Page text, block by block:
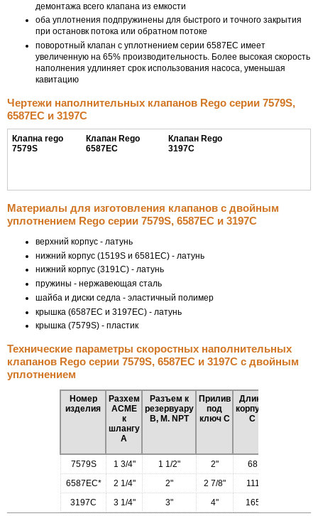
демонтажа всего клапана из емкости
оба уплотнения подпружинены для быстрого и точного закрытия
при остановк потока или обратном потоке
поворотный клапан с уплотнением серии 6587ЕС имеет
увеличенную на 65% производительность. Более высокая скорость
наполнения удлиняет срок использования насоса, уменьшая
кавитацию
Чертежи наполнительных клапанов Rego серии 7579S,
6587EC и 3197С
Клапна rego
7579S
Клапан Rego
6587EC
Клапан Rego
3197C
Материалы для изготовления клапанов с двойным
уплотнением Rego серии 7579S, 6587EC и 3197С
верхний корпус - латунь
нижний корпус (1519S и 6581ЕС) - латунь
нижний корпус (3191С) - латунь
пружины - нержавеющая сталь
шайба и диски седла - эластичный полимер
крышка (6587ЕС и 3197ЕС) - латунь
крышка (7579S) - пластик
Технические параметры скоростных наполнительных
клапанов Rego серии 7579S, 6587EC и 3197С с двойным
уплотнением
Номер
изделия
Разхем
ACME
к
шлангу
А
Разъем к
резервуару
В, M. NPT
Прилив
под
ключ С
Длина
корпуса
С
7579S
1 3/4" 1 1/2" 2" 68
6587EC*
2 1/4" 2" 2 7/8" 111
3197C
3 1/4" 3" 4" 165